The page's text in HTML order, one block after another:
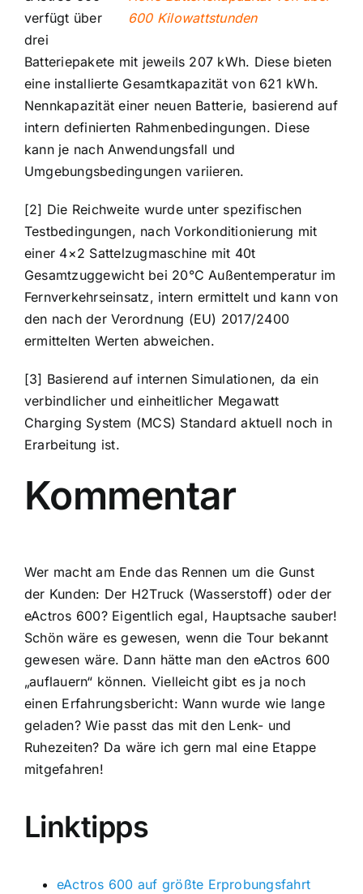
600 Kilowattstunden
verfügt über
drei
Batteriepakete mit jeweils 207 kWh. Diese bieten
eine installierte Gesamtkapazität von 621 kWh.
Nennkapazität einer neuen Batterie, basierend auf
intern definierten Rahmenbedingungen. Diese
kann je nach Anwendungsfall und
Umgebungsbedingungen variieren.
[2] Die Reichweite wurde unter spezifischen
Testbedingungen, nach Vorkonditionierung mit
einer 4×2 Sattelzugmaschine mit 40t
Gesamtzuggewicht bei 20°C Außentemperatur im
Fernverkehrseinsatz, intern ermittelt und kann von
den nach der Verordnung (EU) 2017/2400
ermittelten Werten abweichen.
[3] Basierend auf internen Simulationen, da ein
verbindlicher und einheitlicher Megawatt
Charging System (MCS) Standard aktuell noch in
Erarbeitung ist.
Kommentar
Wer macht am Ende das Rennen um die Gunst
der Kunden: Der H2Truck (Wasserstoff) oder der
eActros 600? Eigentlich egal, Hauptsache sauber!
Schön wäre es gewesen, wenn die Tour bekannt
gewesen wäre. Dann hätte man den eActros 600
„auflauern“ können. Vielleicht gibt es ja noch
einen Erfahrungsbericht: Wann wurde wie lange
geladen? Wie passt das mit den Lenk- und
Ruhezeiten? Da wäre ich gern mal eine Etappe
mitgefahren!
Linktipps
eActros 600 auf größte Erprobungsfahrt